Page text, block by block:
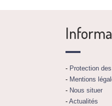
- Protection
- Mentions
- Nous situer
- Actualités